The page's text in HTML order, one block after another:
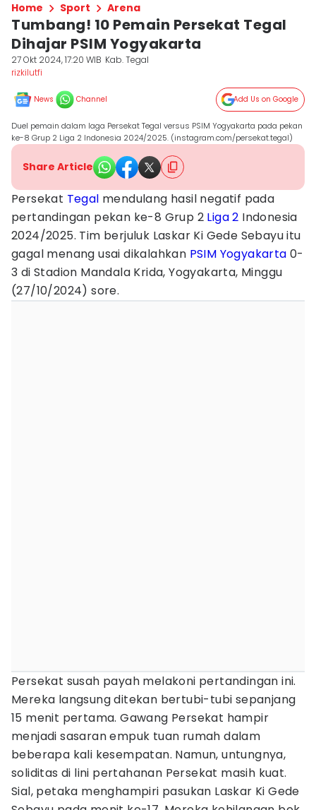
Home Sport Arena
Tumbang! 10 Pemain Persekat Tegal
Dihajar PSIM Yogyakarta
27 Okt 2024, 17:20 WIB Kab. Tegal
rizkilutfi
News Channel Add Us on Google
Duel pemain dalam laga Persekat Tegal versus PSIM Yogyakarta pada pekan
ke-8 Grup 2 Liga 2 Indonesia 2024/2025. (instagram.com/persekat.tegal)
Share Article
Persekat Tegal mendulang hasil negatif pada
pertandingan pekan ke-8 Grup 2 Liga 2 Indonesia
2024/2025. Tim berjuluk Laskar Ki Gede Sebayu itu
gagal menang usai dikalahkan PSIM Yogyakarta 0-
3 di Stadion Mandala Krida, Yogyakarta, Minggu
(27/10/2024) sore.
Persekat susah payah melakoni pertandingan ini.
Mereka langsung ditekan bertubi-tubi sepanjang
15 menit pertama. Gawang Persekat hampir
menjadi sasaran empuk tuan rumah dalam
beberapa kali kesempatan. Namun, untungnya,
soliditas di lini pertahanan Persekat masih kuat.
Sial, petaka menghampiri pasukan Laskar Ki Gede